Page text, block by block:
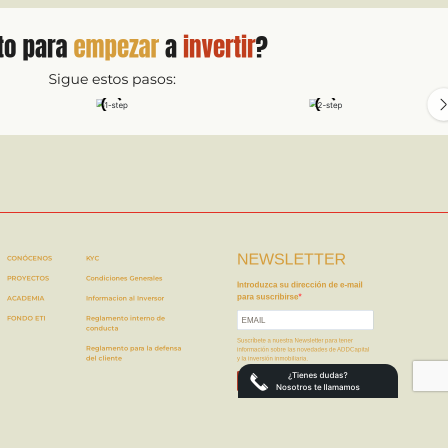
paraempezarainvertir?
Sigue estos pasos:
CONÓCENOS
PROYECTOS
ACADEMIA
FONDO ETI
KYC
Condiciones Generales
Informacion al Inversor
Reglamento interno de
conducta
Reglamento para la defensa
del cliente
NEWSLETTER
Introduzca su dirección de e-mail
para suscribirse
Suscríbete a nuestra Newsletter para tener
información sobre las novedades de ADDCapital
y la inversión inmobiliaria.
SUSCRIBIRSE
¿Tienes dudas?
Nosotros te llamamos